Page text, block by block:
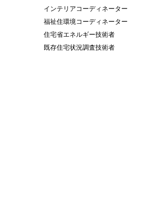
インテリアコーディネーター
福祉住環境コーディネーター
住宅省エネルギー技術者
既存住宅状況調査技術者